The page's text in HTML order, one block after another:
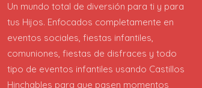
Un mundo total de diversión para ti y para
tus Hijos. Enfocados completamente en
eventos sociales, fiestas infantiles,
comuniones, fiestas de disfraces y todo
tipo de eventos infantiles usando Castillos
Hinchables para que pasen momentos